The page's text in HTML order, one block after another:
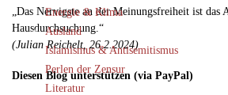
Energie & Klima
Ausland
Islamismus & Antisemitismus
Perlen der Zensur
Literatur
„Das Nervigste an der Meinungsfreiheit ist das
Hausdurchsuchung.“
(Julian Reichelt, 26.2.2024)
Diesen Blog unterstützen (via PayPal)